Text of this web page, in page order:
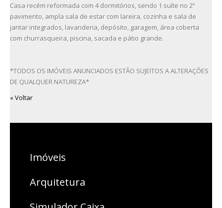
Casa recém reformada com 4 dormitórios, sendo 1 suíte no 2º
pavimento, ampla sala de estar com lareira, cozinha e sala de
jantar integrados, lavanderia, depósito, garagem, área coberta
com churrasqueira, piscina, sacada e pátio grande.
*TODOS OS IMÓVEIS ANUNCIADOS ESTÃO SUJEITOS A ALTERAÇÕES
DE QUALQUER NATUREZA*
« Voltar
Imóveis
Arquitetura